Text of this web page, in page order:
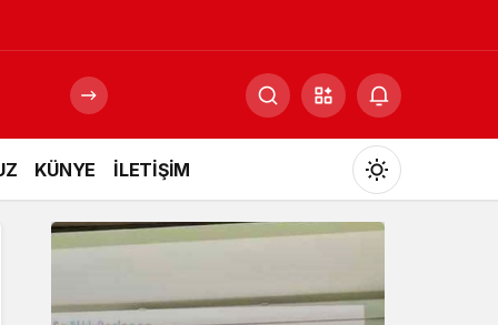
KÜNYE İLETİŞİM
Mod
değiştir